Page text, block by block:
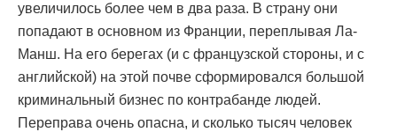
увеличилось более чем в два раза. В страну они
попадают в основном из Франции, переплывая Ла-
Манш. На его берегах (и с французской стороны, и с
английской) на этой почве сформировался большой
криминальный бизнес по контрабанде людей.
Переправа очень опасна, и сколько тысяч человек